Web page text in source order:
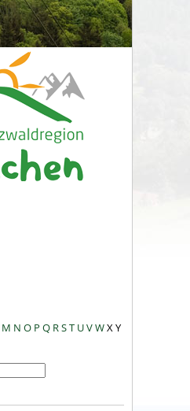
M N O P Q RST UVWXY